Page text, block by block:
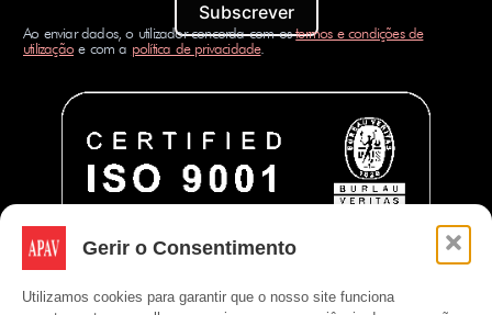
Gerir o Consentimento
Utilizamos cookies para garantir que o nosso site funciona
Subscrever
Ao enviar dados, o utilizador concorda com ostermos e condições de
utilizaçãoe com a política de privacidade.